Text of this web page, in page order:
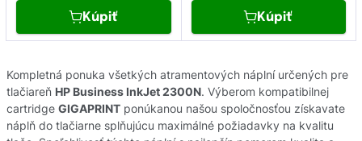
Kúpiť
Kúpiť
Kompletná ponuka všetkých atramentových náplní určených pre
tlačiareň HP Business InkJet 2300N. Výberom kompatibilnej
cartridge GIGAPRINT ponúkanou našou spoločnosťou získavate
náplň do tlačiarne splňujúcu maximálné požiadavky na kvalitu